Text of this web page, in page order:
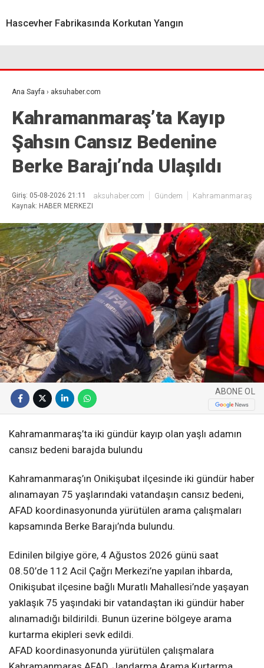
Hascevher Fabrikasında Korkutan Yangın
Ana Sayfa › aksuhaber.com
Kahramanmaraş’ta Kayıp
Şahsın Cansız Bedenine
Berke Barajı’nda Ulaşıldı
Giriş: 05-08-2026 21:11
Kaynak: HABER MERKEZI
aksuhaber.com Gündem Kahramanmaraş
ABONE OL
Kahramanmaraş’ta iki gündür kayıp olan yaşlı adamın
cansız bedeni barajda bulundu
Kahramanmaraş’ın Onikişubat ilçesinde iki gündür haber
alınamayan 75 yaşlarındaki vatandaşın cansız bedeni,
AFAD koordinasyonunda yürütülen arama çalışmaları
kapsamında Berke Barajı’nda bulundu.
Edinilen bilgiye göre, 4 Ağustos 2026 günü saat
08.50’de 112 Acil Çağrı Merkezi’ne yapılan ihbarda,
Onikişubat ilçesine bağlı Muratlı Mahallesi’nde yaşayan
yaklaşık 75 yaşındaki bir vatandaştan iki gündür haber
alınamadığı bildirildi. Bunun üzerine bölgeye arama
kurtarma ekipleri sevk edildi.
AFAD koordinasyonunda yürütülen çalışmalara